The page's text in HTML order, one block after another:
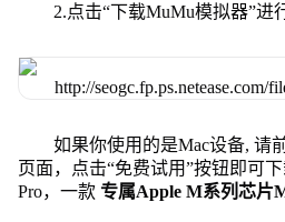
2.点击“下载MuMu模拟器”进
如果你使用的是Mac设备, 请
页面，点击“免费试用”按钮即可
Pro，一款 专属Apple M系列芯片